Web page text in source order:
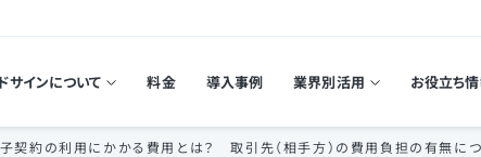
サインについて 料金 導入事例 業界別活用 お役立ち
契約の利用にかかる費用とは？ 取引先（相手方）の費用負担の有無に